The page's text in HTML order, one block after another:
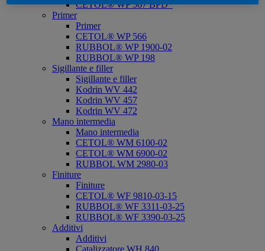
CETOL® WP 567 BPD*
Primer
Primer
CETOL® WP 566
RUBBOL® WP 1900-02
RUBBOL® WP 198
Sigillante e filler
Sigillante e filler
Kodrin WV 442
Kodrin WV 457
Kodrin WV 472
Mano intermedia
Mano intermedia
CETOL® WM 6100-02
CETOL® WM 6900-02
RUBBOL WM 2980-03
Finiture
Finiture
CETOL® WF 9810-03-15
RUBBOL® WF 3311-03-25
RUBBOL® WF 3390-03-25
Additivi
Additivi
Catalizzatore WH 840